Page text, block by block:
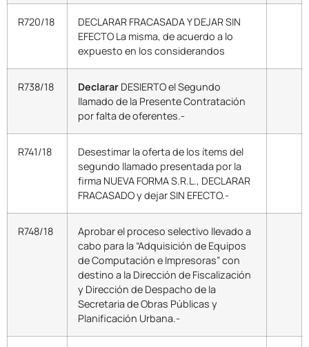
R720/18
DECLARAR FRACASADA Y DEJAR SIN
EFECTO La misma, de acuerdo a lo
expuesto en los considerandos
R738/18 Declarar DESIERTO el Segundo
llamado de la Presente Contratación
por falta de oferentes.-
R741/18
Desestimar la oferta de los ítems del
segundo llamado presentada por la
firma NUEVA FORMA S.R.L., DECLARAR
FRACASADO y dejar SIN EFECTO.-
R748/18
Aprobar el proceso selectivo llevado a
cabo para la “Adquisición de Equipos
de Computación e Impresoras” con
destino a la Dirección de Fiscalización
y Dirección de Despacho de la
Secretaria de Obras Públicas y
Planificación Urbana.-